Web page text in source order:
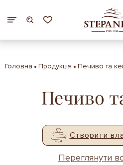
Головна Продукція Печиво та
Печиво
Створити
Переглянути